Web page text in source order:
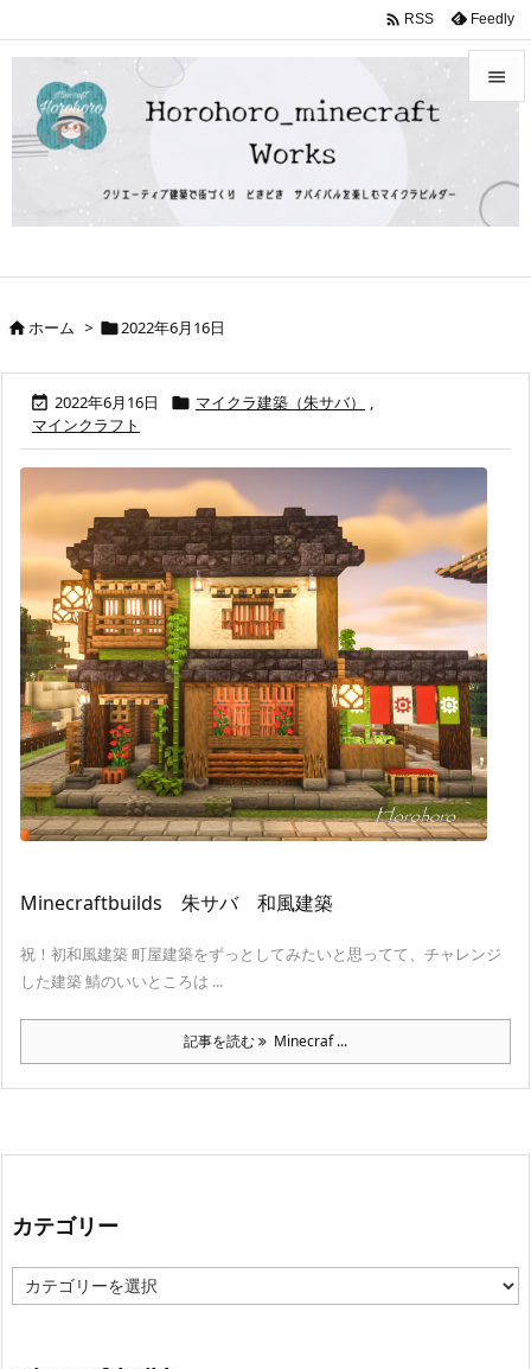


サイド
前へ

 RSS Feedly
ホーム > 2022年6月16日
 2022年6月16日  マイクラ建築（朱サバ）
,
マインクラフト
Minecraftbuilds 朱サバ 和風建築
祝！初和風建築 町屋建築をずっとしてみたいと思ってて、チャレンジ
した建築 鯖のいいところは ...
記事を読む Minecraf ...
カテゴリー
カ
テ